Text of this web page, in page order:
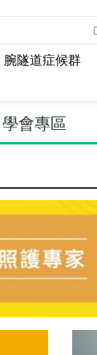
腕隧道症候群
學會專區